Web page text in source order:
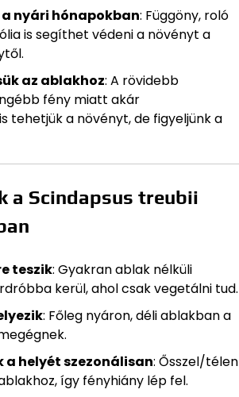
nyári hónapokban: Függöny, roló
is segíthet védeni a növényt a
az ablakhoz: A rövidebb
fény miatt akár
tehetjük a növényt, de figyeljünk a
a Scindapsus treubii
teszik: Gyakran ablak nélküli
kerül, ahol csak vegetálni tud.
: Főleg nyáron, déli ablakban a
a helyét szezonálisan: Ősszel/télen
így fényhiány lép fel.